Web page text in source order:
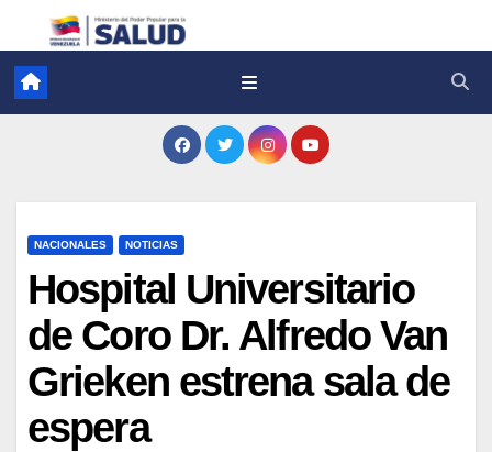
NACIONALES NOTICIAS
Hospital Universitario
de Coro Dr. Alfredo Van
Grieken estrena sala de
espera